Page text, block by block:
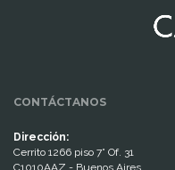
CONTÁCTANOS
Dirección:
Cerrito 1266 piso 7° Of. 31